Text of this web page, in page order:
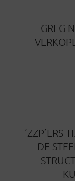
GREG
‘ZZP’ERS
DE